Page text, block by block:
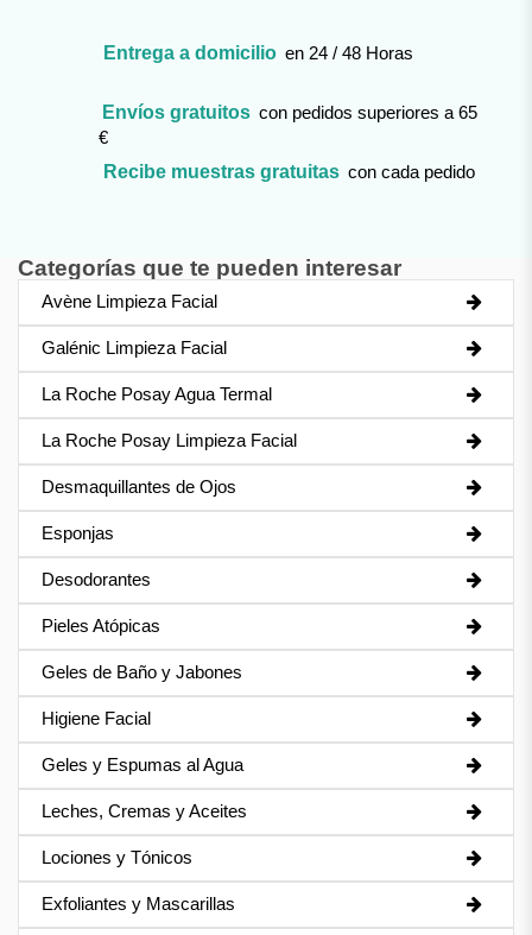
Entrega a domicilio en 24 / 48 Horas
Envíos gratuitos con pedidos superiores a 65
€
Recibe muestras gratuitas con cada pedido
Categorías que te pueden interesar
Avène Limpieza Facial
Galénic Limpieza Facial
La Roche Posay Agua Termal
La Roche Posay Limpieza Facial
Desmaquillantes de Ojos
Esponjas
Desodorantes
Pieles Atópicas
Geles de Baño y Jabones
Higiene Facial
Geles y Espumas al Agua
Leches, Cremas y Aceites
Lociones y Tónicos
Exfoliantes y Mascarillas